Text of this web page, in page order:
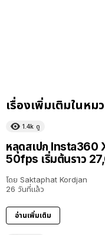
เรื่องเพิ่มเติมในหม
1.4k ดู
หลุดสเปก Insta360
50fps เริ่มต้นราว
โดย Saktaphat Kordjan
26 วันที่แล้ว
อ่านเพิ่มเติม